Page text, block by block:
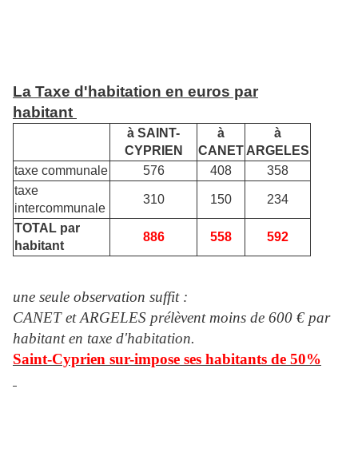
La Taxe d'habitation en euros par
habitant
à SAINT-
CYPRIEN
à
CANET
à
ARGELES
taxe communale
576 408
358
taxe
intercommunale
310 150 234
TOTAL par
habitant
886 558 592
une seule observation suffit :
CANET et ARGELES prélèvent moins de 600 € par
habitant en taxe d'habitation.
Saint-Cyprien sur-impose ses habitants de 50%